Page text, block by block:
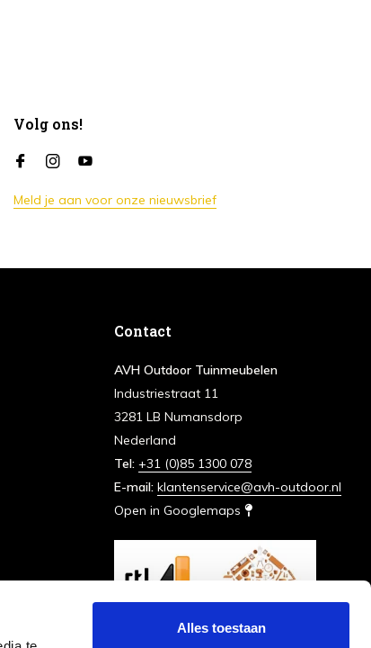
Alles toestaan
Volg ons!
Meld je aan voor onze nieuwsbrief
Contact
AVH Outdoor Tuinmeubelen
Industriestraat 11
3281 LB Numansdorp
Nederland
Tel: +31 (0)85 1300 078
E-mail: klantenservice@avh-outdoor.nl
Open in Googlemaps